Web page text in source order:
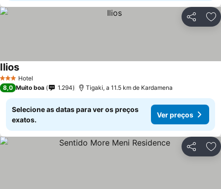
Partilhar
3 EstrelasHotel
Ilios
8,0 Muito boa 1.294 Tigaki, a 11.5 km de Kardamena
Selecione as datas para ver os preços
exatos.
Ver preços
Partilhar